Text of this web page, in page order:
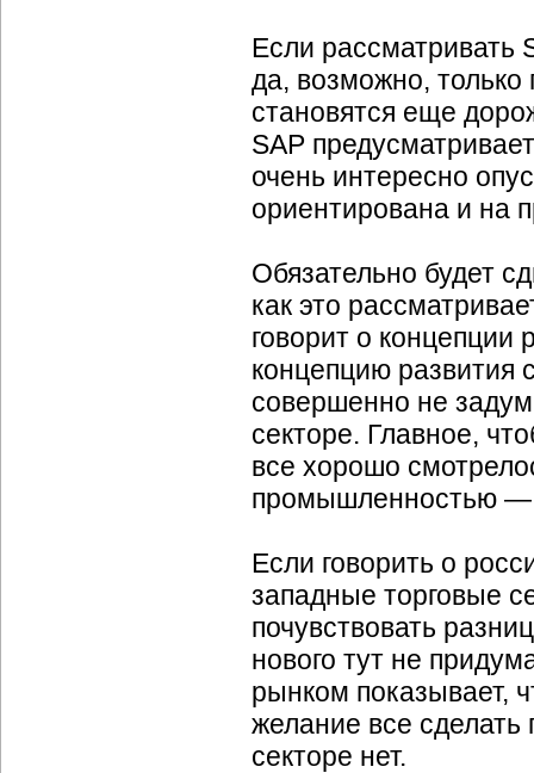
Если рассматривать
да, возможно, только
становятся еще
SAP
очень интересно
ориентирована и на
Обязательно будет
как это
говорит о концепции
концепцию развития
совершенно не
секторе. Главное,
все хорошо
промышленностью —
Если говорить о
западные торговые
почувствовать
нового тут не
рынком показывает,
желание все сделать
секторе нет.